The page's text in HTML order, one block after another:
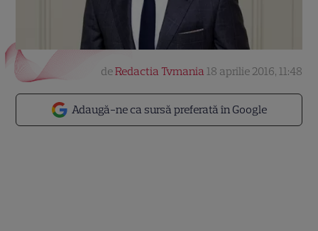
Adaugă-ne ca sursă preferată în Google
deRedactia Tvmania 18 aprilie 2016, 11:48